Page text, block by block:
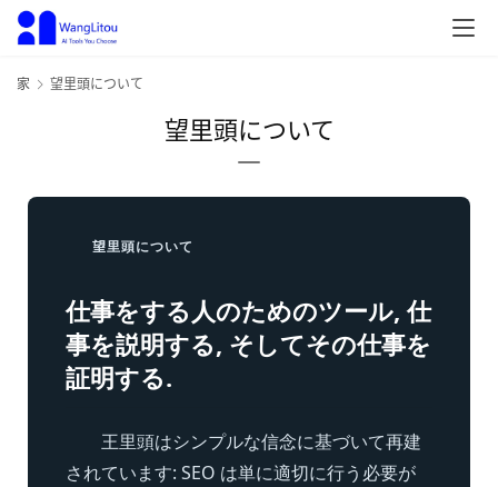
家 望里頭について
望里頭について
望里頭について
仕事をする人のためのツール, 仕
事を説明する, そしてその仕事を
証明する.
王里頭はシンプルな信念に基づいて再建
されています: SEO は単に適切に行う必要が